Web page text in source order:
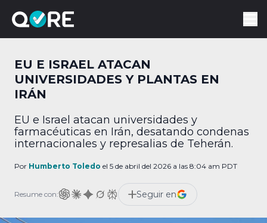
EU E ISRAEL ATACAN
UNIVERSIDADES Y PLANTAS EN
IRÁN
EU e Israel atacan universidades y
farmacéuticas en Irán, desatando condenas
internacionales y represalias de Teherán.
Por Humberto Toledo el 5 de abril del 2026 a las 8:04 am PDT
Resume con: Seguir en